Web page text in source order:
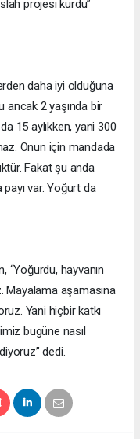
projesi kurdu”
daha iyi olduğuna
ancak 2 yaşında bir
15 aylıkken, yani 300
Onun için mandada
Fakat şu anda
var. Yoğurt da
hayvanın
Mayalama aşamasına
Yani hiçbir katkı
bugüne nasıl
dedi.